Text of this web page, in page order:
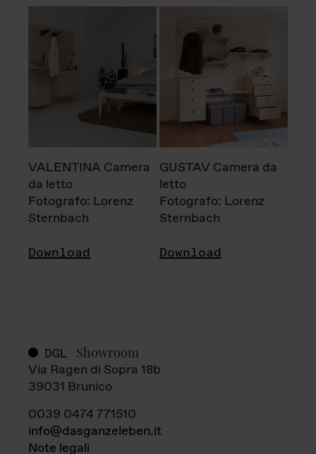
VALENTINA Camera
da letto
Fotografo: Lorenz
Sternbach
Download
GUSTAV Camera da
letto
Fotografo: Lorenz
Sternbach
Download
DGL Showroom
Via Ragen di Sopra 18b
39031 Brunico
0039 0474 771510
info@dasganzeleben.it
Note legali